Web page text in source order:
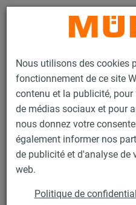
Nous utilisons des cookies
fonctionnement de ce site
contenu et la publicité,
de médias sociaux et pour
nous donnez votre
également informer nos
de publicité et d'analyse de
web.
Politique de
Produits Technique de fixation
Rail d’installation MPC